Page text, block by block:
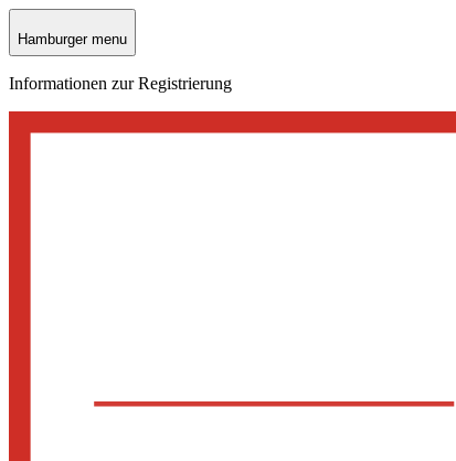
Hamburger menu
Informationen zur Registrierung